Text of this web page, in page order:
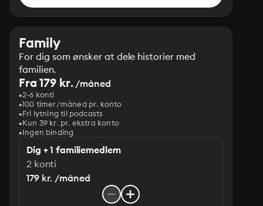
Family
For dig som ønsker at dele historier med
familien.
Fra 179 kr./måned
2-6 konti
100 timer/måned pr. konto
Fri lytning til podcasts
Kun 39 kr. pr. ekstra konto
Ingen binding
Dig + 1 familiemedlem
2 konti
179 kr. /måned